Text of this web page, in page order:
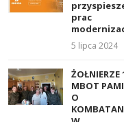
5
prac
5 lipca 2024
ŻOŁNIERZE
MBOT
O